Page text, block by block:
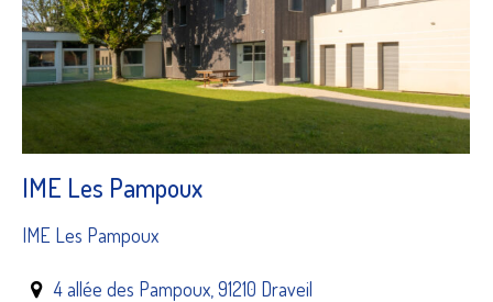
IME Les Pampoux
IME Les Pampoux
4 allée des Pampoux, 91210 Draveil